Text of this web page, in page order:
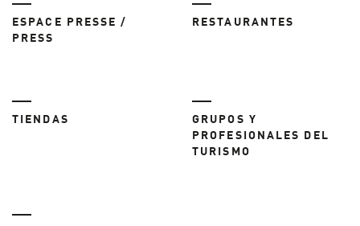
ESPACE PRESSE /
PRESS
RESTAURANTES
TIENDAS
GRUPOS Y
PROFESIONALES DEL
TURISMO